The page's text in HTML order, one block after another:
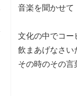
音楽を聞かせて
文化の中でコー
飲まあげなさい
その時のその言